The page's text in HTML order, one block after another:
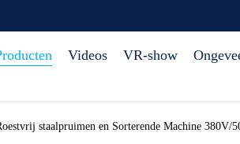
Videos VR-show
staalpruimen en Sorterende Machine 380V/